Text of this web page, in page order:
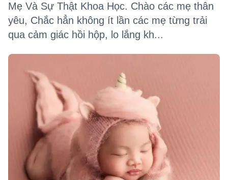
Mẹ Và Sự Thật Khoa Học. Chào các mẹ thân
yêu, Chắc hẳn không ít lần các mẹ từng trải
qua cảm giác hồi hộp, lo lắng kh...